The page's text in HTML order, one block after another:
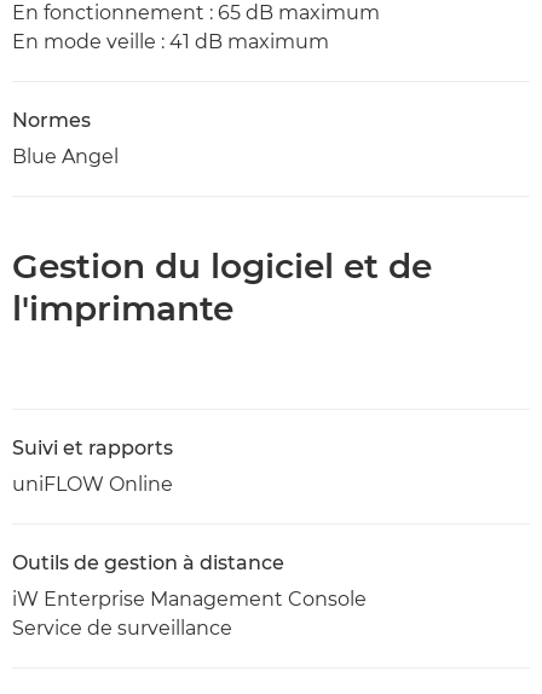
En fonctionnement : 65 dB maximum
En mode veille : 41 dB maximum
Normes
Blue Angel
Gestion du logiciel et de
l'imprimante
Suivi et rapports
uniFLOW Online
Outils de gestion à distance
iW Enterprise Management Console
Service de surveillance